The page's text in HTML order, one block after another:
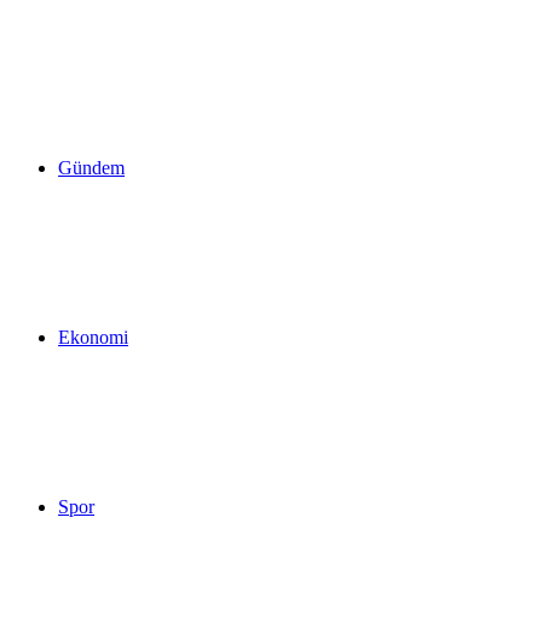
Gündem
Ekonomi
Spor